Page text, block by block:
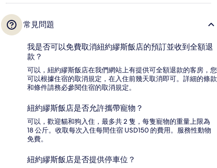
常見問題
我是否可以免費取消紐約繆斯飯店的預訂並收到全額退
款？
可以，紐約繆斯飯店在我們網站上有提供可全額退款的客房，您
可以根據住宿的取消規定，在入住前幾天取消即可。詳細的條款
和條件請務必參閱住宿的取消規定。
紐約繆斯飯店是否允許攜帶寵物？
可以，歡迎貓和狗入住，最多共 2 隻，每隻寵物的重量上限為
18 公斤。收取每次入住每間住宿 USD150 的費用。服務性動物
免費。
紐約繆斯飯店是否提供停車位？